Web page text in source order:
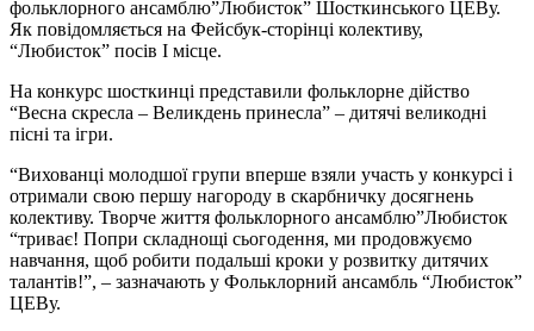
фольклорного ансамблю”Любисток” Шосткинського ЦЕВу.
Як повідомляється на Фейсбук-сторінці колективу,
“Любисток” посів І місце.
На конкурс шосткинці представили фольклорне дійство
“Весна скресла – Великдень принесла” – дитячі великодні
пісні та ігри.
“Вихованці молодшої групи вперше взяли участь у конкурсі і
отримали свою першу нагороду в скарбничку досягнень
колективу. Творче життя фольклорного ансамблю”Любисток
“триває! Попри складнощі сьогодення, ми продовжуємо
навчання, щоб робити подальші кроки у розвитку дитячих
талантів!”, – зазначають у Фольклорний ансамбль “Любисток”
ЦЕВу.